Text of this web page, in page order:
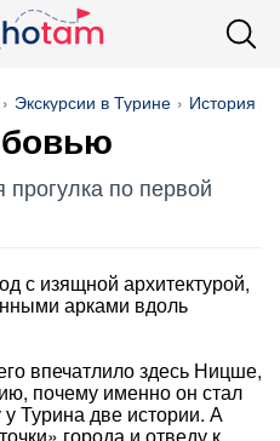
Экскурсии в Турине История и
прогулка по первой
с изящной архитектурой,
арками вдоль
впечатлило здесь Ницше,
почему именно он стал
Турина две истории. А